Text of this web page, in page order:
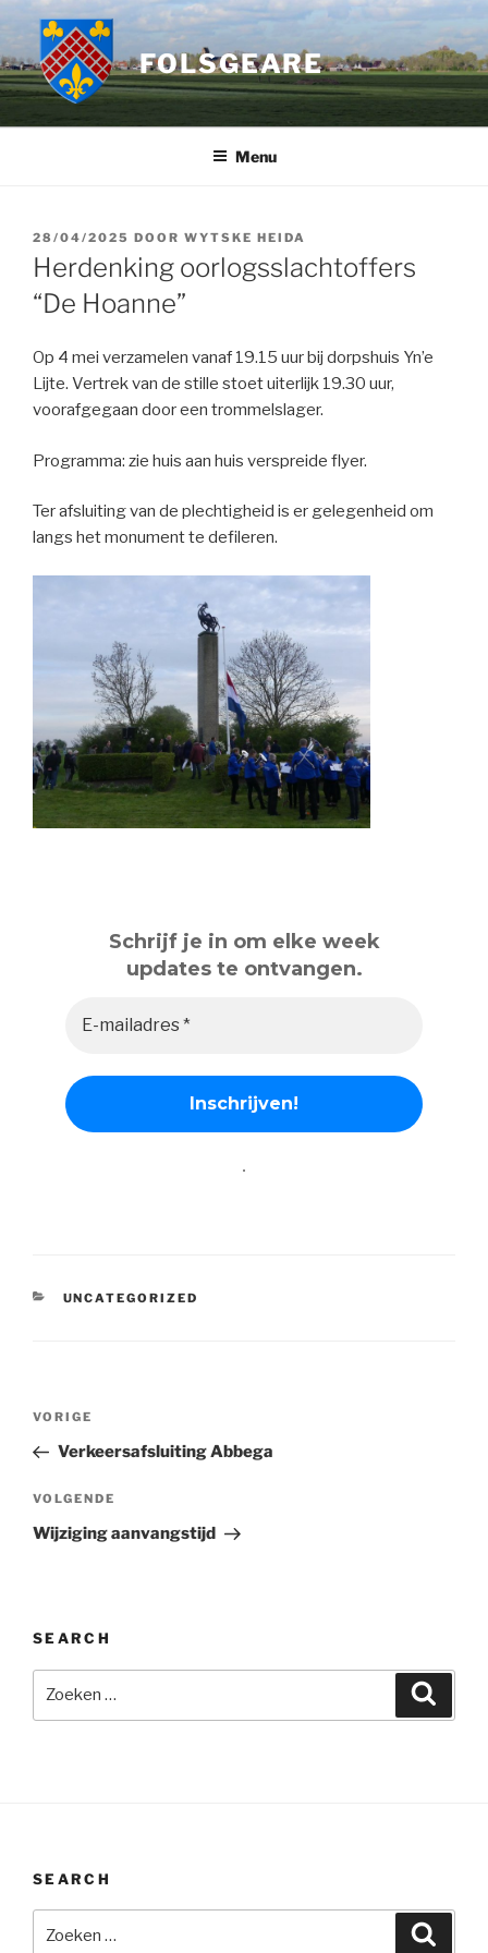
de
inhoud
FOLSGEARE
Menu
GEPLAATST
OP
28/04/2025 DOOR WYTSKE HEIDA
Herdenking oorlogsslachtoffers
“De Hoanne”
Op 4 mei verzamelen vanaf 19.15 uur bij dorpshuis Yn’e
Lijte. Vertrek van de stille stoet uiterlijk 19.30 uur,
voorafgegaan door een trommelslager.
Programma: zie huis aan huis verspreide flyer.
Ter afsluiting van de plechtigheid is er gelegenheid om
langs het monument te defileren.
Schrijf je in om elke week
updates te ontvangen.
.
CATEGORIEËN
UNCATEGORIZED
Bericht
Vorig
bericht
VORIGE
Verkeersafsluiting Abbega
Volgend
bericht
VOLGENDE
Wijziging aanvangstijd
SEARCH
SEARCH